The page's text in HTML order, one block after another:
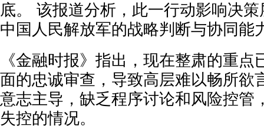
底。 该报道分析，此一行动影响决
中国人民解放军的战略判断与协同能
《金融时报》指出，现在整肃的重
面的忠诚审查，导致高层难以畅所欲
意志主导，缺乏程序讨论和风险控管
失控的情况。